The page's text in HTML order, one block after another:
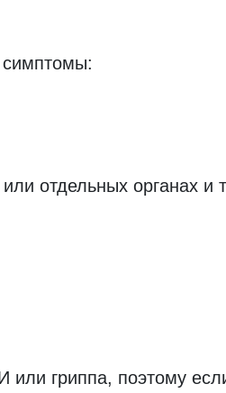
отдельных органах и
гриппа, поэтому